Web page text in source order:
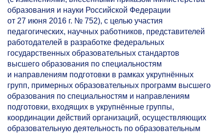
образования и науки Российской Федерации
от 27 июня 2016 г. № 752), с целью участия
педагогических, научных работников, представителей
работодателей в разработке федеральных
государственных образовательных стандартов
высшего образования по специальностям
и направлениям подготовки в рамках укрупнённых
групп, примерных образовательных программ высшего
образования по специальностям и направлениям
подготовки, входящих в укрупнённые группы,
координации действий организаций, осуществляющих
образовательную деятельность по образовательным